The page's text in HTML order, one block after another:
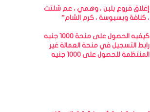
إغلاق فروع بلبن ، وهمي ، عم شلتت
، كنافة وبسبوسة ، كرم الشام”
كيفيه الحصول على منحة 1000 جنيه
رابط التسجيل في منحة العمالة غير
المنتظمة للحصول على 1000 جنيه